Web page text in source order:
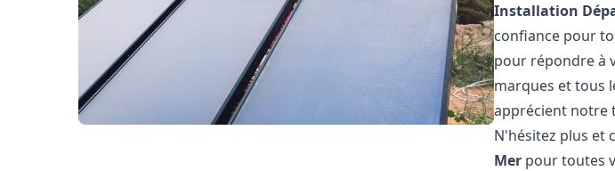
Installation
confiance pour
pour répondre à
marques et tous
apprécient notre
N'hésitez plus et
Mer pour toutes